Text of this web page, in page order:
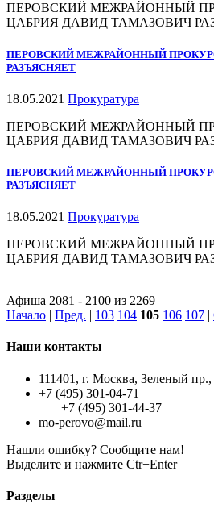
ПЕРОВСКИЙ МЕЖРАЙОННЫЙ
ЦАБРИЯ ДАВИД ТАМАЗОВИЧ
ПЕРОВСКИЙ МЕЖРАЙОННЫЙ
РАЗЪЯСНЯЕТ
18.05.2021 Прокуратура
ПЕРОВСКИЙ МЕЖРАЙОННЫЙ
ЦАБРИЯ ДАВИД ТАМАЗОВИЧ
ПЕРОВСКИЙ МЕЖРАЙОННЫЙ
РАЗЪЯСНЯЕТ
18.05.2021 Прокуратура
ПЕРОВСКИЙ МЕЖРАЙОННЫЙ
ЦАБРИЯ ДАВИД ТАМАЗОВИЧ
Афиша 2081 - 2100 из 2269
Начало | Пред. | 103 104 105 106 107 |
Наши контакты
111401, г. Москва, Зеленый
+7 (495) 301-04-71
+7 (495) 301-44-37
mo-perovo@mail.ru
Нашли ошибку? Сообщите нам!
Выделите и нажмите Ctr+Enter
Разделы